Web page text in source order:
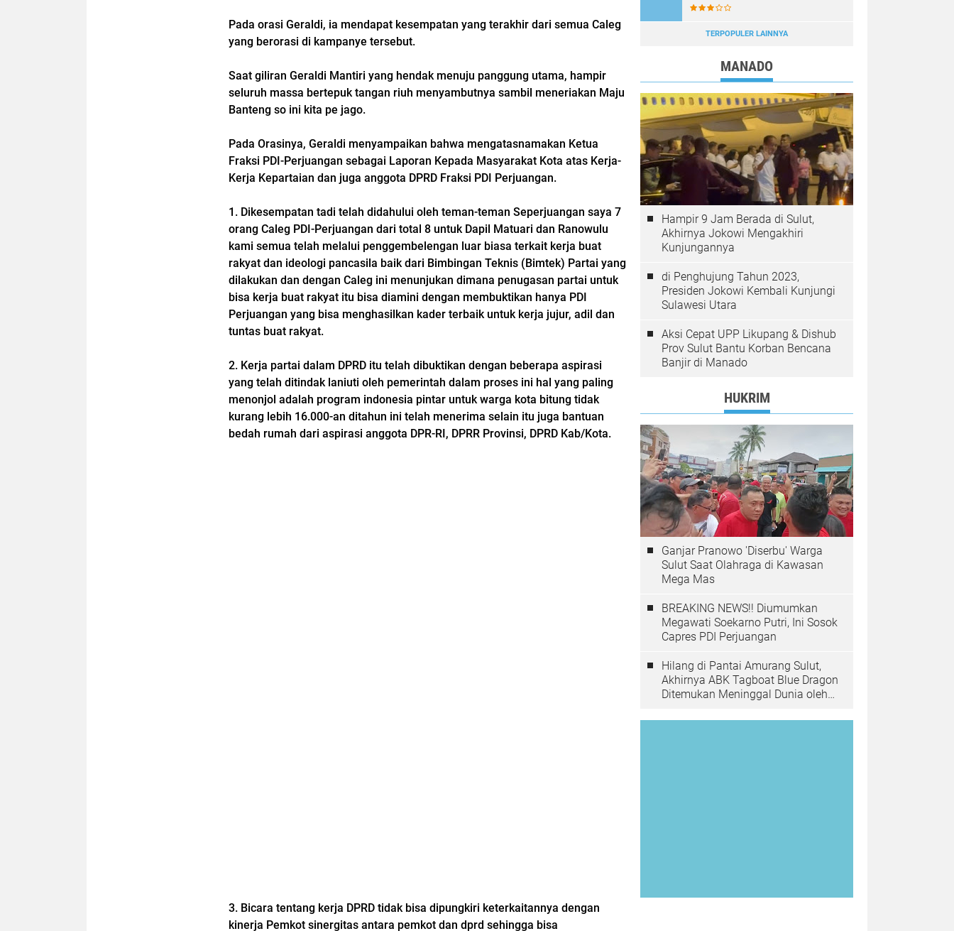
Pada orasi Geraldi, ia mendapat kesempatan yang terakhir dari semua Caleg
yang berorasi di kampanye tersebut.
Saat giliran Geraldi Mantiri yang hendak menuju panggung utama, hampir
seluruh massa bertepuk tangan riuh menyambutnya sambil meneriakan Maju
Banteng so ini kita pe jago.
Pada Orasinya, Geraldi menyampaikan bahwa mengatasnamakan Ketua
Fraksi PDI-Perjuangan sebagai Laporan Kepada Masyarakat Kota atas Kerja-
Kerja Kepartaian dan juga anggota DPRD Fraksi PDI Perjuangan.
1. Dikesempatan tadi telah didahului oleh teman-teman Seperjuangan saya 7
orang Caleg PDI-Perjuangan dari total 8 untuk Dapil Matuari dan Ranowulu
kami semua telah melalui penggembelengan luar biasa terkait kerja buat
rakyat dan ideologi pancasila baik dari Bimbingan Teknis (Bimtek) Partai yang
dilakukan dan dengan Caleg ini menunjukan dimana penugasan partai untuk
bisa kerja buat rakyat itu bisa diamini dengan membuktikan hanya PDI
Perjuangan yang bisa menghasilkan kader terbaik untuk kerja jujur, adil dan
tuntas buat rakyat.
2. Kerja partai dalam DPRD itu telah dibuktikan dengan beberapa aspirasi
yang telah ditindak laniuti oleh pemerintah dalam proses ini hal yang paling
menonjol adalah program indonesia pintar untuk warga kota bitung tidak
kurang lebih 16.000-an ditahun ini telah menerima selain itu juga bantuan
bedah rumah dari aspirasi anggota DPR-RI, DPRR Provinsi, DPRD Kab/Kota.
3. Bicara tentang kerja DPRD tidak bisa dipungkiri keterkaitannya dengan
kinerja Pemkot sinergitas antara pemkot dan dprd sehingga bisa
TERPOPULER LAINNYA
MANADO
Hampir 9 Jam Berada di Sulut,
Akhirnya Jokowi Mengakhiri
Kunjungannya
di Penghujung Tahun 2023,
Presiden Jokowi Kembali Kunjungi
Sulawesi Utara
Aksi Cepat UPP Likupang & Dishub
Prov Sulut Bantu Korban Bencana
Banjir di Manado
HUKRIM
Ganjar Pranowo 'Diserbu' Warga
Sulut Saat Olahraga di Kawasan
Mega Mas
BREAKING NEWS!! Diumumkan
Megawati Soekarno Putri, Ini Sosok
Capres PDI Perjuangan
Hilang di Pantai Amurang Sulut,
Akhirnya ABK Tagboat Blue Dragon
Ditemukan Meninggal Dunia oleh